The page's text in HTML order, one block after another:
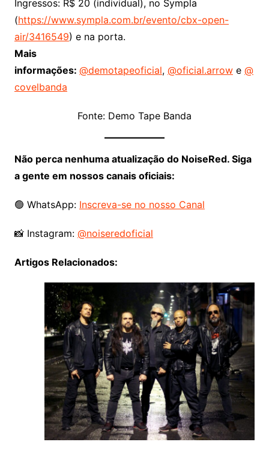
Ingressos: R$ 20 (individual), no Sympla
(https://www.sympla.com.br/evento/cbx-open-
air/3416549) e na porta.
Mais
informações: @demotapeoficial, @oficial.arrowe @
covelbanda
Fonte: Demo Tape Banda
Não perca nenhuma atualização do NoiseRed. Siga
a gente em nossos canais oficiais:
🟢 WhatsApp: Inscreva-se no nosso Canal
📸 Instagram: @noiseredoficial
Artigos Relacionados: